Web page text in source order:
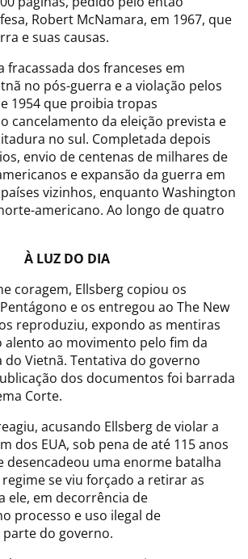
Robert McNamara, em 1967, que
e suas causas.
fracassada dos franceses em
no pós-guerra e a violação pelos
1954 que proibia tropas
cancelamento da eleição prevista e
no sul. Completada depois
envio de centenas de milhares de
e expansão da guerra em
vizinhos, enquanto Washington
americano. Ao longo de quatro
À LUZ DO DIA
coragem, Ellsberg copiou os
e os entregou ao The New
reproduziu, expondo as mentiras
alento ao movimento pelo fim da
Vietnã. Tentativa do governo
dos documentos foi barrada
Corte.
acusando Ellsberg de violar a
dos EUA, sob pena de até 115 anos
desencadeou uma enorme batalha
regime se viu forçado a retirar as
ele, em decorrência de
processo e uso ilegal de
do governo.